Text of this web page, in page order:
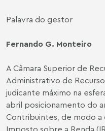
Palavra do gestor
Fernando G. Monteiro
A Câmara Superior de
Administrativo de
judicante máximo na
abril posicionamento do
Contribuintes, de modo a
Imposto sobre a Renda